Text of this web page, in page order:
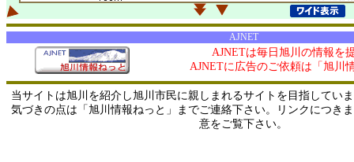
AJNET
AJNETは毎日旭川の情報を
AJNETに広告のご依頼は「旭川
当サイトは旭川を紹介し旭川市民に親しまれるサイトを目指してい
気づきの点は「旭川情報ねっと」までご連絡下さい。リンクにつき
意をご覧下さい。